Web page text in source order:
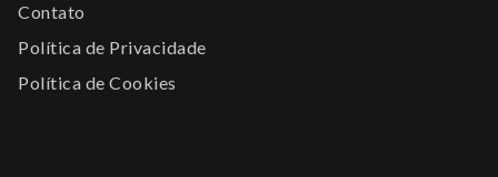
Contato
Política de Privacidade
Política de Cookies